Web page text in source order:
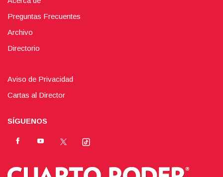
Preguntas Frecuentes
Archivo
Directorio
Aviso de Privacidad
Cartas al Director
SÍGUENOS